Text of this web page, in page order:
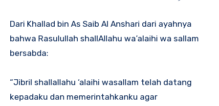
Dari Khallad bin As Saib Al Anshari dari ayahnya
bahwa Rasulullah shallAllahu wa’alaihi wa sallam
bersabda:
“Jibril shallallahu ‘alaihi wasallam telah datang
kepadaku dan memerintahkanku agar